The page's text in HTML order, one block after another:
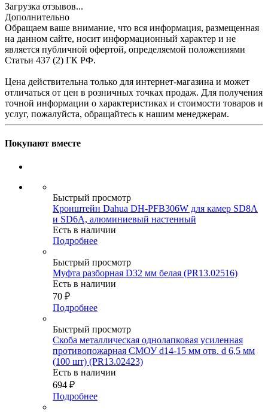
Загрузка отзывов...
Дополнительно
Обращаем ваше внимание, что вся информация, размещенная
на данном сайте, носит информационный характер и не
является публичной офертой, определяемой положениями
Статьи 437 (2) ГК РФ.
Цена действительна только для интернет-магазина и может
отличаться от цен в розничных точках продаж. Для получения
точной информации о характеристиках и стоимости товаров и
услуг, пожалуйста, обращайтесь к нашим менеджерам.
Покупают вместе
Быстрый просмотр
Кронштейн Dahua DH-PFB306W для камер SD8A
и SD6A, алюминиевый настенный
Есть в наличии
Подробнее
Быстрый просмотр
Муфта разборная D32 мм белая (PR13.02516)
Есть в наличии
70 ₽
Подробнее
Быстрый просмотр
Скоба металлическая однолапковая усиленная
противопожарная СМОУ d14-15 мм отв. d 6,5 мм
(100 шт) (PR13.02423)
Есть в наличии
694 ₽
Подробнее